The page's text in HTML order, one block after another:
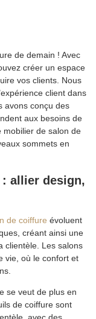
de demain ! Avec
créer un espace
vos clients. Nous
client dans
avons conçu des
aux besoins de
mobilier de salon de
sommets en
allier design,
de coiffure évoluent
créant ainsi une
clientèle. Les salons
vie, où le confort et
se veut de plus en
de coiffure sont